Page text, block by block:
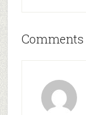
Reader
Comments